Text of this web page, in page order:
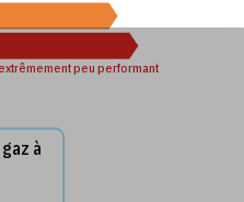
peu performant
à